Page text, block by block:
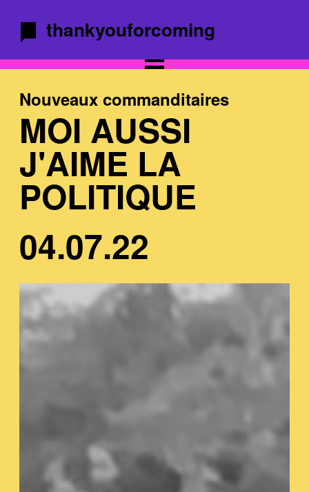
thankyouforcoming
Nouveaux commanditaires
MOI AUSSI
J'AIME LA
POLITIQUE
04.07.22